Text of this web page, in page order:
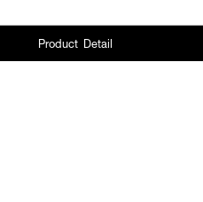
Product Detail